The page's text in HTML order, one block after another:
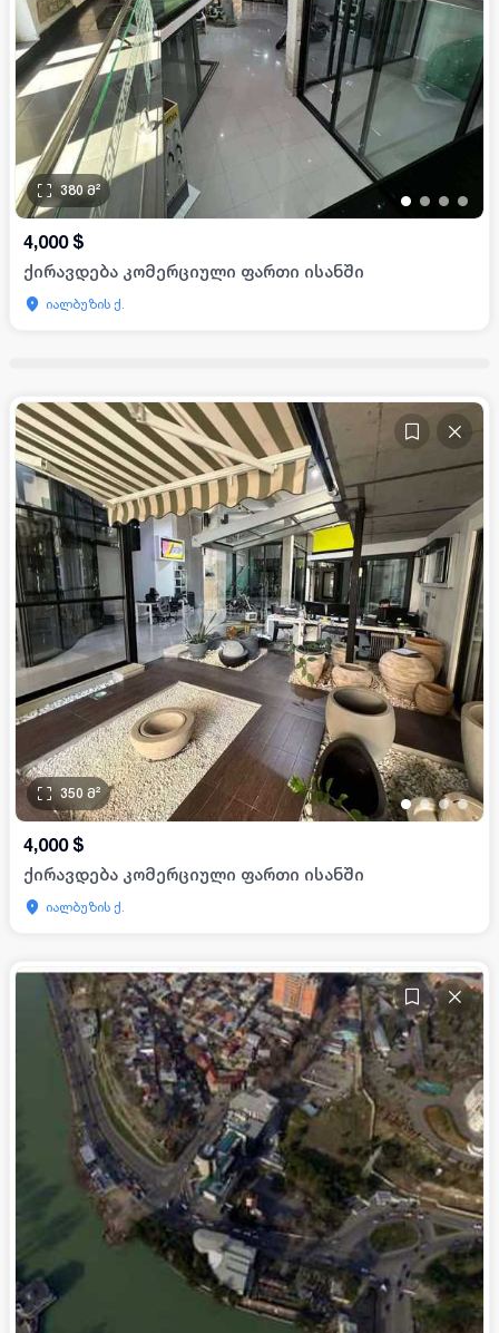
• • • •
380 მ²
4,000 $
ქირავდება კომერციული ფართი ისანში
იალბუზის ქ.
••••
350 მ²
4,000 $
ქირავდება კომერციული ფართი ისანში
იალბუზის ქ.